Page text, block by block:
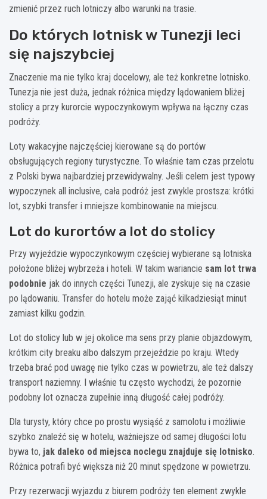
zmienić przez ruch lotniczy albo warunki na trasie.
Do których lotnisk w Tunezji leci
się najszybciej
Znaczenie ma nie tylko kraj docelowy, ale też konkretne lotnisko.
Tunezja nie jest duża, jednak różnica między lądowaniem bliżej
stolicy a przy kurorcie wypoczynkowym wpływa na łączny czas
podróży.
Loty wakacyjne najczęściej kierowane są do portów
obsługujących regiony turystyczne. To właśnie tam czas przelotu
z Polski bywa najbardziej przewidywalny. Jeśli celem jest typowy
wypoczynek all inclusive, cała podróż jest zwykle prostsza: krótki
lot, szybki transfer i mniejsze kombinowanie na miejscu.
Lot do kurortów a lot do stolicy
Przy wyjeździe wypoczynkowym częściej wybierane są lotniska
położone bliżej wybrzeża i hoteli. W takim wariancie sam lot trwa
podobnie jak do innych części Tunezji, ale zyskuje się na czasie
po lądowaniu. Transfer do hotelu może zająć kilkadziesiąt minut
zamiast kilku godzin.
Lot do stolicy lub w jej okolice ma sens przy planie objazdowym,
krótkim city breaku albo dalszym przejeździe po kraju. Wtedy
trzeba brać pod uwagę nie tylko czas w powietrzu, ale też dalszy
transport naziemny. I właśnie tu często wychodzi, że pozornie
podobny lot oznacza zupełnie inną długość całej podróży.
Dla turysty, który chce po prostu wysiąść z samolotu i możliwie
szybko znaleźć się w hotelu, ważniejsze od samej długości lotu
bywa to, jak daleko od miejsca noclegu znajduje się lotnisko.
Różnica potrafi być większa niż 20 minut spędzone w powietrzu.
Przy rezerwacji wyjazdu z biurem podróży ten element zwykle